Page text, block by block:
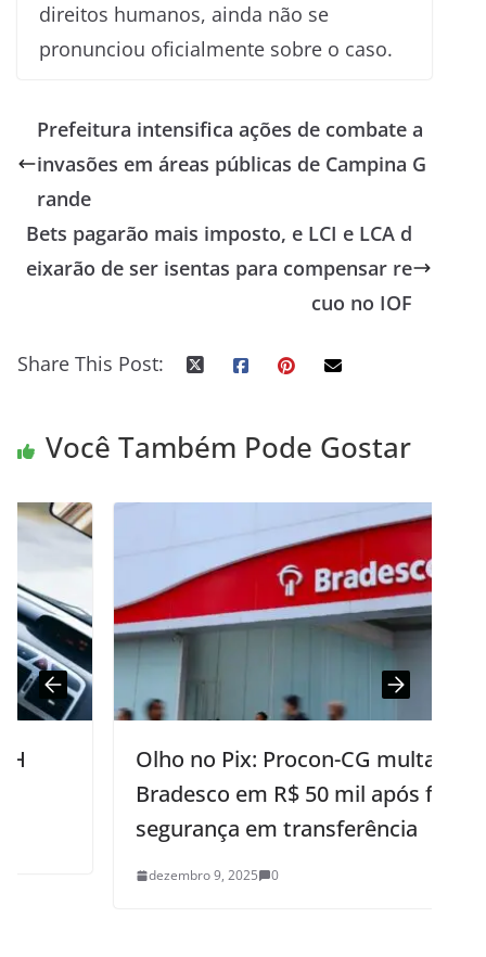
direitos humanos, ainda não se
pronunciou oficialmente sobre o caso.
Prefeitura intensifica ações de combate a
invasões em áreas públicas de Campina G
rande
Bets pagarão mais imposto, e LCI e LCA d
eixarão de ser isentas para compensar re
cuo no IOF
Share This Post:
Você Também Pode Gostar
Olho no Pix: Procon-CG multa
Bradesco em R$ 50 mil após falha de
segurança em transferência
dezembro 9, 2025 0